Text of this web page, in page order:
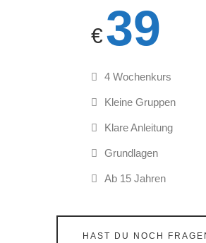
€39
4 Wochenkurs
Kleine Gruppen
Klare Anleitung
Grundlagen
Ab 15 Jahren
HAST DU NOCH